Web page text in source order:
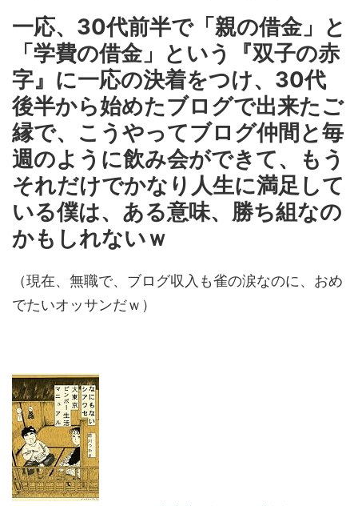
一応、30代前半で「親の借金」と
「学費の借金」という『双子の赤
字』に一応の決着をつけ、30代
後半から始めたブログで出来たご
縁で、こうやってブログ仲間と毎
週のように飲み会ができて、もう
それだけでかなり人生に満足して
いる僕は、ある意味、勝ち組なの
かもしれないｗ
（現在、無職で、ブログ収入も雀の涙なのに、おめ
でたいオッサンだｗ）